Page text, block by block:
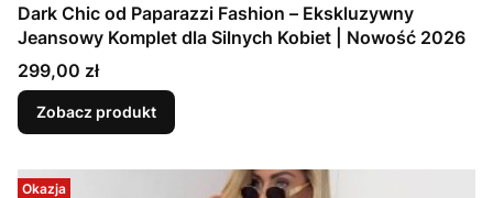
Dark Chic od Paparazzi Fashion – Ekskluzywny
Jeansowy Komplet dla Silnych Kobiet | Nowość 2026
Cena
299,00 zł
Zobacz produkt
Okazja